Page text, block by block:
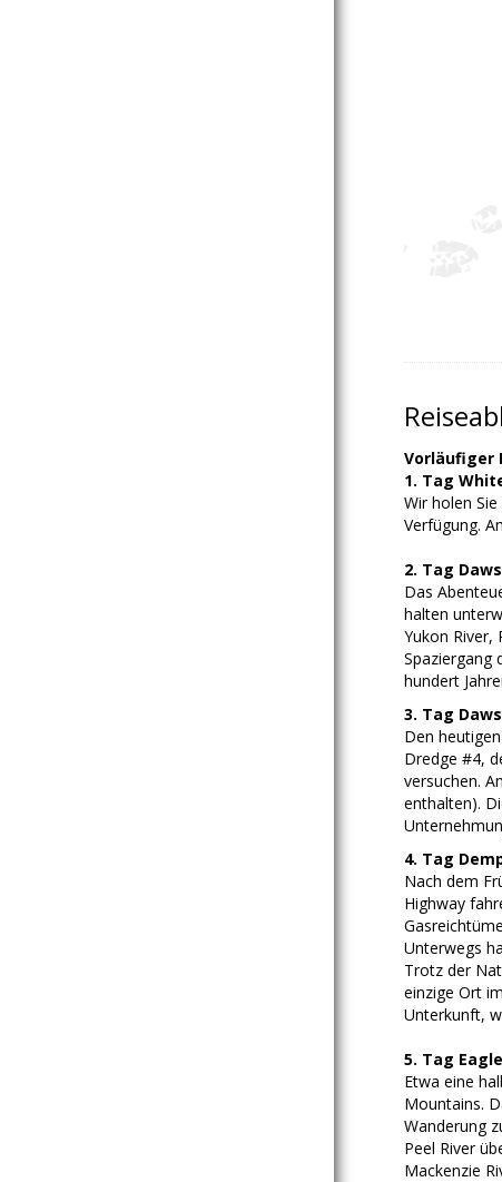
Vorläufiger
1. Tag
Wir holen
Verfügung.
2. Tag
Das
halten
Yukon River,
Spaziergang
hundert
3. Tag
Den
Dredge #4,
versuchen.
enthalten).
4. Tag
Nach dem
Highway
Unterwegs
Trotz der
einzige Ort
Unterkunft,
5. Tag
Etwa eine
Mountains.
Wanderung
Peel River
Mackenzie